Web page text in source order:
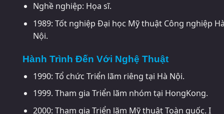
Nghề nghiệp: Họa sĩ.
1989: Tốt nghiệp Đại học Mỹ thuật Công nghiệp
Nội.
Hành Trình Đến Với Nghệ Thuật
1990: Tổ chức Triển lãm riêng tại Hà Nội.
1999. Tham gia Triển lãm nhóm tại HongKong.
2000: Tham gia Triển lãm Mỹ thuật Toàn quốc. I